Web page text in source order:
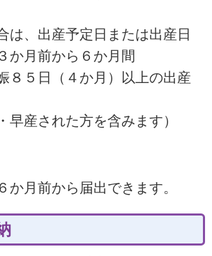
は、出産予定日または出産日
か月前から６か月間
８５日（４か月）以上の出産
早産された方を含みます）
か月前から届出できます。